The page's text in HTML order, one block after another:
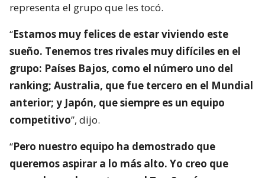
representa el grupo que les tocó.
“Estamos muy felices de estar viviendo este
sueño. Tenemos tres rivales muy difíciles en el
grupo: Países Bajos, como el número uno del
ranking; Australia, que fue tercero en el Mundial
anterior; y Japón, que siempre es un equipo
competitivo”, dijo.
“Pero nuestro equipo ha demostrado que
queremos aspirar a lo más alto. Yo creo que